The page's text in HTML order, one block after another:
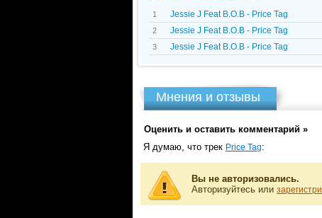
1 Jessie J Feat B.O.B - Price Tag
2
Jessie J Feat B.O.B - Price Tag
3
Jessie J Feat B.O.B - Price Tag
Мнения и отзывы
Оценить и оставить комментарий »
Я думаю, что трек Price Tag:
Вы не авторизовались.
Авторизуйтесь или